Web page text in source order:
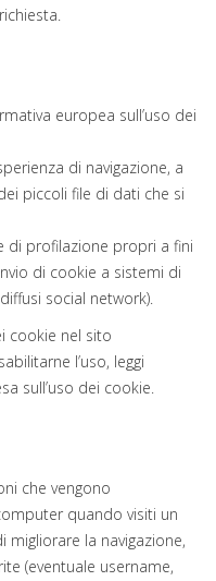
europea sull’uso dei
di navigazione, a
piccoli file di dati che si
di profilazione propri a fini
di cookie a sistemi di
social network).
cookie nel sito
l’uso, leggi
sull’uso dei cookie.
che vengono
quando visiti un
la navigazione,
(eventuale username,